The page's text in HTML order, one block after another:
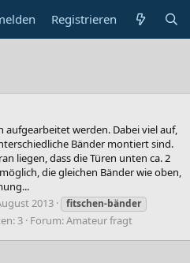
Registrieren
aufgearbeitet werden. Dabei viel auf,
Bänder montiert sind.
liegen, dass die Türen unten ca. 2
die gleichen Bänder wie oben,
2013
fitschen-bänder
3 Forum:Amateur fragt